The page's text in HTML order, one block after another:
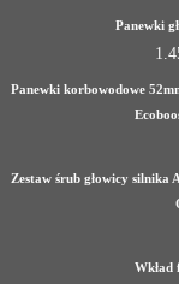
Panewki
Panewki korbowodowe
Zestaw śrub głowicy silnika